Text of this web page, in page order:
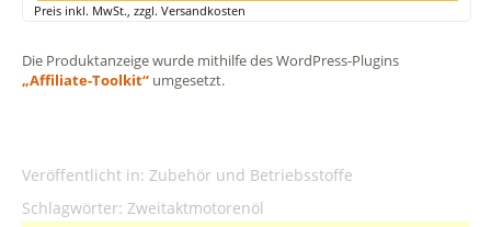
Preis inkl. MwSt., zzgl. Versandkosten
Die Produktanzeige wurde mithilfe des WordPress-Plugins
„Affiliate-Toolkit“ umgesetzt.
Veröffentlicht in: Zubehör und Betriebsstoffe
Schlagwörter: Zweitaktmotorenöl